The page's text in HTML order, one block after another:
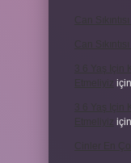
için
için